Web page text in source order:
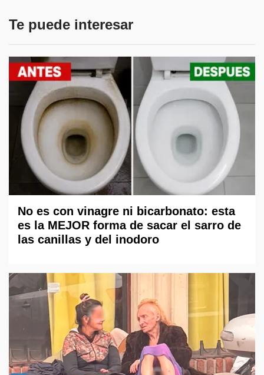
Te puede interesar
No es con vinagre ni bicarbonato: esta
es la MEJOR forma de sacar el sarro de
las canillas y del inodoro